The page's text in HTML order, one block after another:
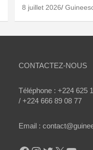
8 juillet 2026
CONTACTEZ-NOUS
Téléphone : +224 625
/ +224 666 89 08 77
Email :